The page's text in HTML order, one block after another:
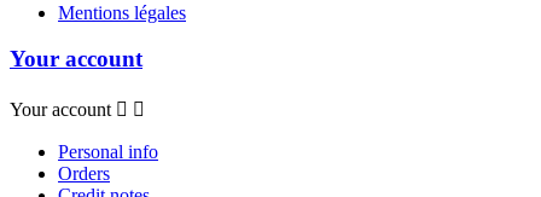
Mentions légales
Your account
Your account  
Personal info
Orders